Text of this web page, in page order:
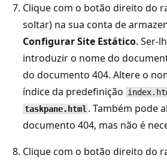
Clique com o botão direito do
soltar) na sua conta de
Configurar Site Estático. Ser-
introduzir o nome do
do documento 404. Altere o
índice da predefinição
taskpane.html . Também pode
documento 404, mas não é
Clique com o botão direito do